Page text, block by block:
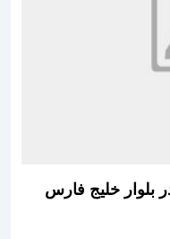
بلوار خلیج فارس